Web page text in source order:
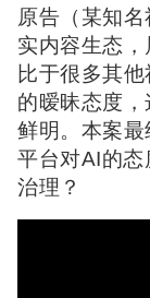
原告（某知
实内容生态
比于很多其
的暧昧态度
鲜明。本案
平台对AI的
治理？